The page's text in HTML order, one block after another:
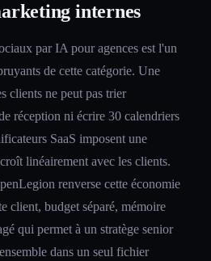
internes
par IA pour agences est l'un
de cette catégorie. Une
clients ne peut pas trier
réception ni écrire 30 calendriers
SaaS imposent une
linéairement avec les clients.
renverse cette économie
client, budget séparé, mémoire
qui permet à un stratège senior
dans un seul fichier